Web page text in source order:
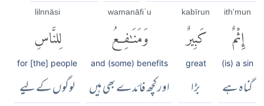
ith'mun
إِثْمٌ
(is) a sin
گناہ ہے
kabīrun
كَبِيرٌ
great
بڑا
wamanāfiʿu
وَمَنَٰفِعُ
and (some) benefits
اور کچھ فائدے بھی ہیں
lilnnāsi
لِلنَّاسِ
for [the] people
لوگوں کے لیے